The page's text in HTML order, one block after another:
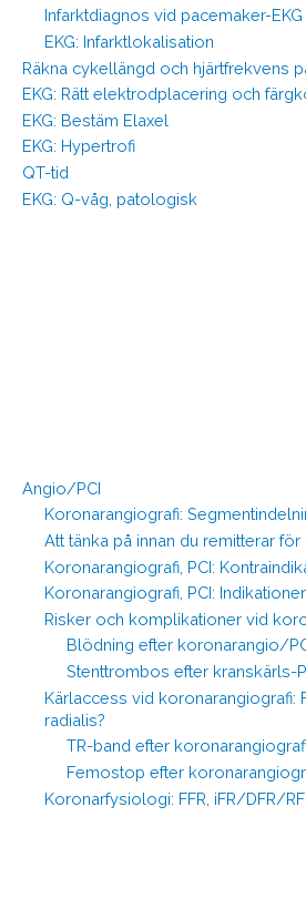
Infarktdiagnos vid pacemaker-EKG
EKG: Infarktlokalisation
Räkna cykellängd och hjärtfrekvens
EKG: Rätt elektrodplacering och
EKG: Bestäm Elaxel
EKG: Hypertrofi
QT-tid
EKG: Q-våg, patologisk
Angio/PCI
Koronarangiografi:
Att tänka på innan du remitterar
Koronarangiografi, PCI:
Koronarangiografi, PCI: Indikationer
Risker och komplikationer vid
Blödning efter koronarangio/
Stenttrombos efter kranskärls-
Kärlaccess vid koronarangiografi:
radialis?
TR-band efter
Femostop efter
Koronarfysiologi: FFR, iFR/DFR/